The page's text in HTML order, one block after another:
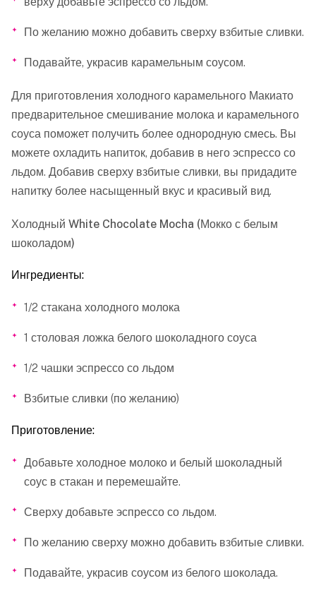
По желанию можно добавить сверху взбитые сливки.
Подавайте, украсив карамельным соусом.
Для приготовления холодного карамельного Макиато
предварительное смешивание молока и карамельного
соуса поможет получить более однородную смесь. Вы
можете охладить напиток, добавив в него эспрессо со
льдом. Добавив сверху взбитые сливки, вы придадите
напитку более насыщенный вкус и красивый вид.
Холодный White Chocolate Mocha (Мокко с белым
шоколадом)
Ингредиенты:
1/2 стакана холодного молока
1 столовая ложка белого шоколадного соуса
1/2 чашки эспрессо со льдом
Взбитые сливки (по желанию)
Приготовление:
Добавьте холодное молоко и белый шоколадный
соус в стакан и перемешайте.
Сверху добавьте эспрессо со льдом.
По желанию сверху можно добавить взбитые сливки.
Подавайте, украсив соусом из белого шоколада.